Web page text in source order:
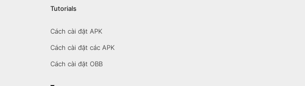
Tutorials
Cách cài đặt APK
Cách cài đặt các APK
Cách cài đặt OBB